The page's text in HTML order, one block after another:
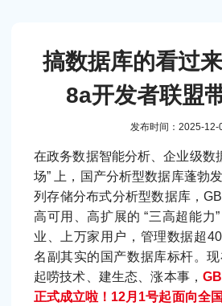
搞数据库的看过
8a开发者联盟
发布时间：2025-12-
在政务数据智能分析、企业级数
场” 上，国产分析型数据库蓬勃
列存储分布式分析型数据库，
高可用、高扩展的 “三高超能力
业、上万家用户，管理数据超
名副其实的国产数据库标杆。
起唠技术、建生态、涨本事，
正式成立啦！12月1号起面向全